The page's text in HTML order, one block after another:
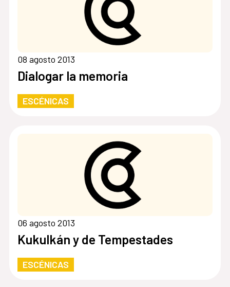
08 agosto 2013
Dialogar la memoria
ESCÉNICAS
06 agosto 2013
Kukulkán y de Tempestades
ESCÉNICAS